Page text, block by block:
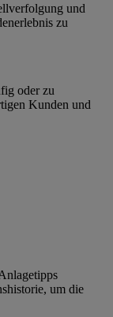
und
zu
oder zu
Kunden und
um die